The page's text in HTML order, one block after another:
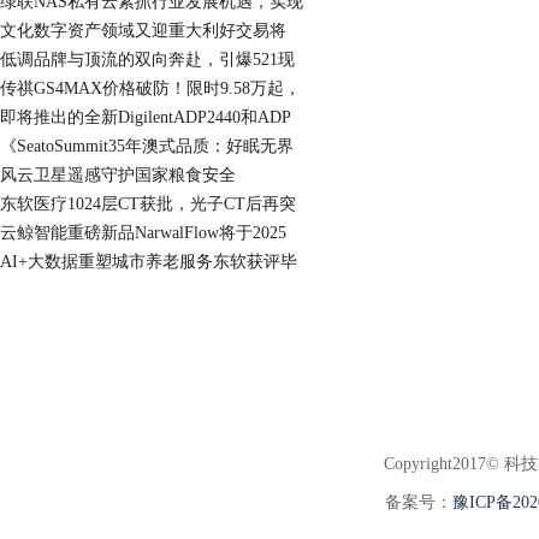
文化数字资产领域又迎重大利好交易将
低调品牌与顶流的双向奔赴，引爆521现
传祺GS4MAX价格破防！限时9.58万起，
即将推出的全新DigilentADP2440和ADP
《SeatoSummit35年澳式品质：好眠无界
风云卫星遥感守护国家粮食安全
东软医疗1024层CT获批，光子CT后再突
云鲸智能重磅新品NarwalFlow将于2025
AI+大数据重塑城市养老服务东软获评毕
Copyright2017© 科
备案号： 豫ICP备